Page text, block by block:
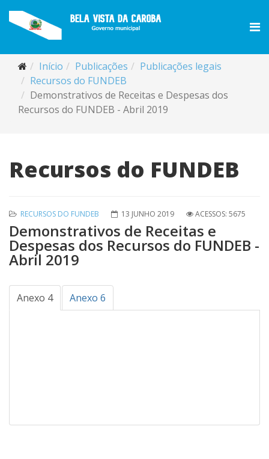
Início Publicações
Publicações legais
Recursos do FUNDEB
Demonstrativos de Receitas e Despesas dos
Recursos do FUNDEB - Abril 2019
Recursos do FUNDEB
RECURSOS DO FUNDEB 13 JUNHO 2019 ACESSOS: 5675
Demonstrativos de Receitas e
Despesas dos Recursos do FUNDEB -
Abril 2019
Anexo 4 Anexo 6